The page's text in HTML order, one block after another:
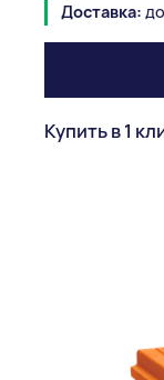
Доставка:
Купить в 1